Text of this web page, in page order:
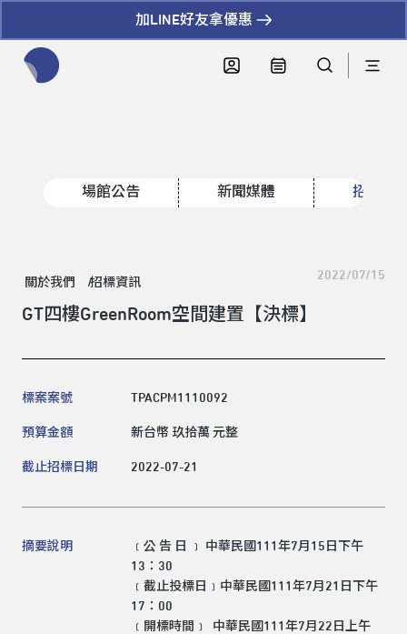
加LINE好友拿優惠
場館公告 新聞媒體 招標資
關於我們 招標資訊
2022/07/15
GT四樓GreenRoom空間建置【決標】
標案案號 TPACPM1110092
預算金額 新台幣 玖拾萬 元整
截止招標日期 2022-07-21
摘要說明
﹝公 告 日 ﹞ 中華民國111年7月15日下午
13：30
﹝截止投標日﹞中華民國111年7月21日下午
17：00
﹝開標時間﹞ 中華民國111年7月22日上午
領標人姓名
領標人電子信箱